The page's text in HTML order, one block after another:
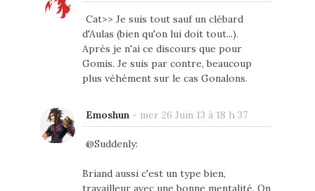
Cat>> Je suis tout sauf un clébard
d'Aulas (bien qu'on lui doit tout...).
Après je n'ai ce discours que pour
Gomis. Je suis par contre, beaucoup
plus véhément sur le cas Gonalons.
Emoshun- mer 26 Juin 13 à 18 h 37
@Suddenly:
Briand aussi c'est un type bien,
travailleur avec une bonne mentalité. On